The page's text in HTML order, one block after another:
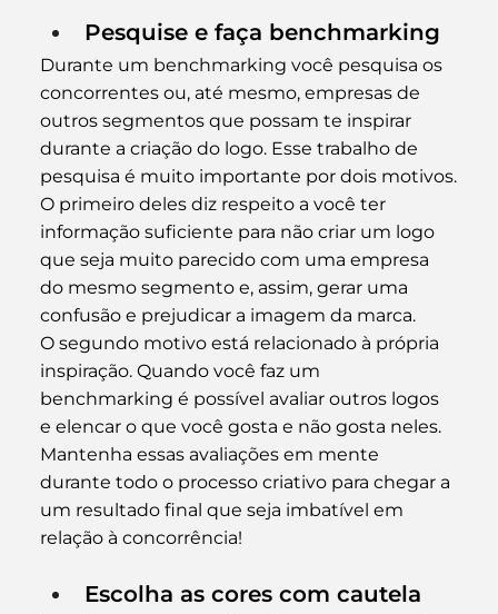
Pesquise e faça benchmarking
Durante um benchmarking você pesquisa os
concorrentes ou, até mesmo, empresas de
outros segmentos que possam te inspirar
durante a criação do logo. Esse trabalho de
pesquisa é muito importante por dois motivos.
O primeiro deles diz respeito a você ter
informação suficiente para não criar um logo
que seja muito parecido com uma empresa
do mesmo segmento e, assim, gerar uma
confusão e prejudicar a imagem da marca.
O segundo motivo está relacionado à própria
inspiração. Quando você faz um
benchmarking é possível avaliar outros logos
e elencar o que você gosta e não gosta neles.
Mantenha essas avaliações em mente
durante todo o processo criativo para chegar a
um resultado final que seja imbatível em
relação à concorrência!
Escolha as cores com cautela